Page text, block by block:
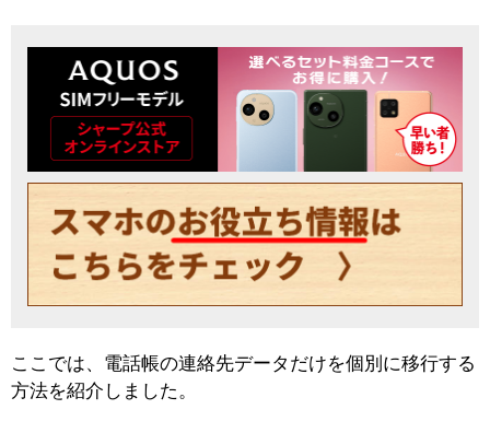
キャンペーン
ここでは、電話帳の連絡先データだけを個別に移行する
方法を紹介しました。